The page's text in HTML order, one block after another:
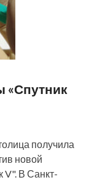
«Спутник
получила
новой
V". В Санкт-